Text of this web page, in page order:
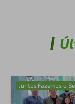
Juntos Fazemos o